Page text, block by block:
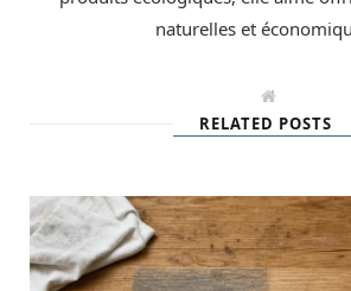
naturelles et
W
b
e
RELATED POSTS